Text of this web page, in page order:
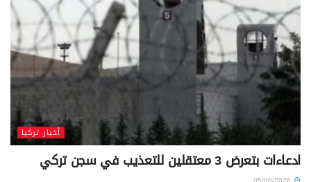
أخبار تركيا
ادعاءات بتعرض 3 معتقلين للتعذيب في سجن تركي